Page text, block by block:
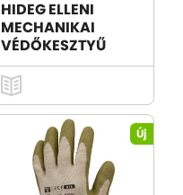
HIDEG ELLENI
MECHANIKAI
VÉDŐKESZTYŰ
Új